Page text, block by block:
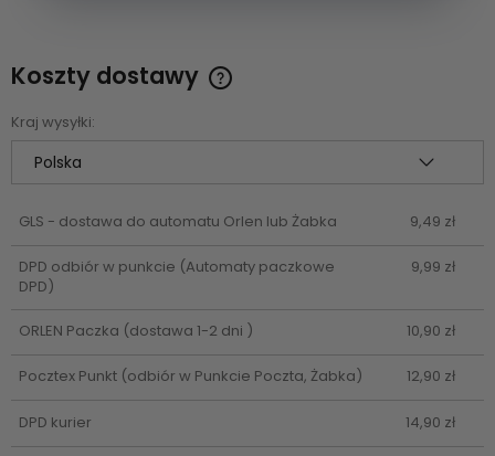
Koszty dostawy
Kraj wysyłki:
GLS - dostawa do automatu Orlen lub Żabka 9,49 zł
DPD odbiór w punkcie (Automaty paczkowe
DPD)
9,99 zł
ORLEN Paczka (dostawa 1-2 dni ) 10,90 zł
Pocztex Punkt (odbiór w Punkcie Poczta, Żabka) 12,90 zł
DPD kurier 14,90 zł